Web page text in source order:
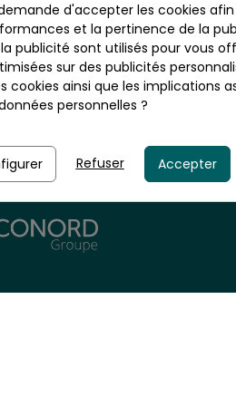
- France
une entreprise
d'accepter les cookies afin
et la pertinence de la
publicité sont utilisés pour vous
sur des publicités
cookies ainsi que les implications
personnelles ?
Refuser Accepter